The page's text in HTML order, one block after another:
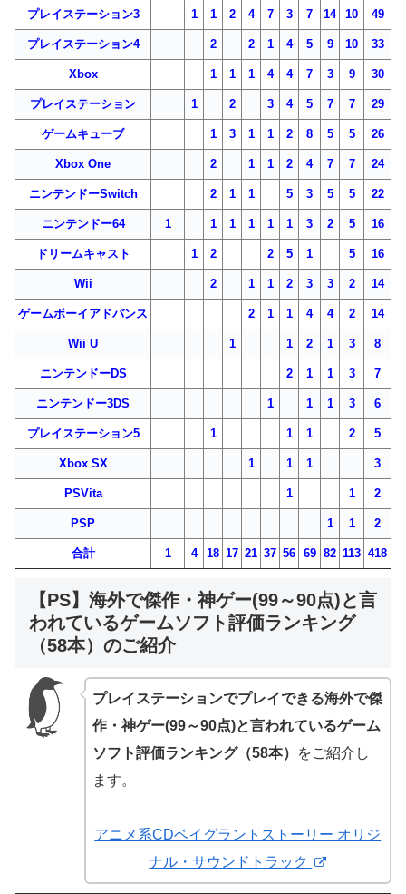
プレイステーション3 1 1 2 4 7 3 7 14 10 49
プレイステーション4 2 2 1 4 5 9 10 33
Xbox 1 1 1 4 4 7 3 9 30
プレイステーション 1 2 3 4 5 7 7 29
ゲームキューブ 1 3 1 1 2 8 5 5 26
Xbox One 2 1 1 2 4 7 7 24
ニンテンドーSwitch 2 1 1 5 3 5 5 22
ニンテンドー64 1 1 1 1 1 1 3 2 5 16
ドリームキャスト 1 2 2 5 1 5 16
Wii 2 1 1 2 3 3 2 14
ゲームボーイアドバンス 2 1 1 4 4 2 14
Wii U 1 1 2 1 3 8
ニンテンドーDS 2 1 1 3 7
ニンテンドー3DS 1 1 1 3 6
プレイステーション5 1 1 1 2 5
Xbox SX 1 1 1 3
PSVita 1 1 2
PSP 1 1 2
合計 1 4 18 17 21 37 56 69 82 113 418
【PS】海外で傑作・神ゲー(99～90点)と言
われているゲームソフト評価ランキング
（58本）のご紹介
プレイステーションでプレイできる海外で傑
作・神ゲー(99～90点)と言われているゲーム
ソフト評価ランキング（58本）
をご紹介し
ます。
アニメ系CDベイグラントストーリー オリジ
ナル・サウンドトラック